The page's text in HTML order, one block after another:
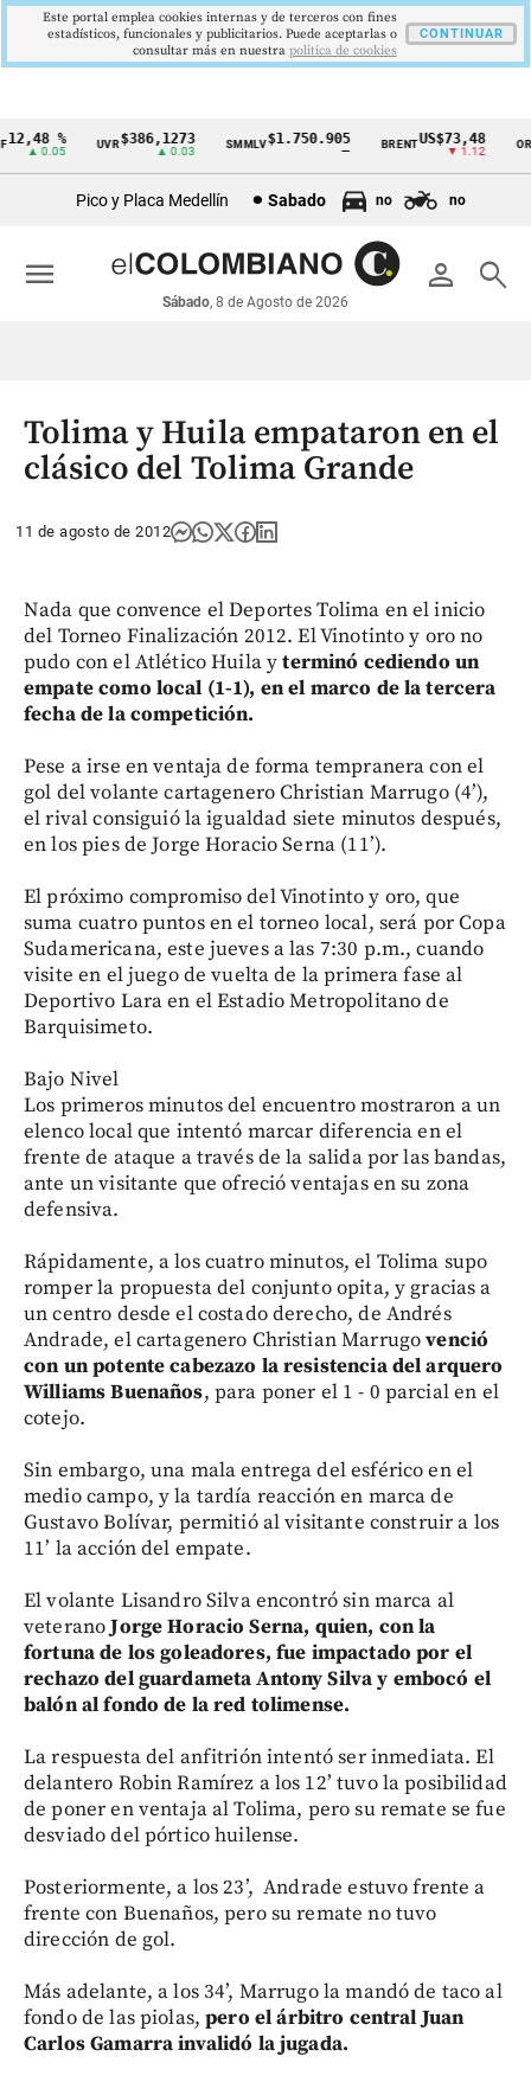
Cintillo
económicos
Colombia
%
▲ 0.05
UVR$386,1273
▲ 0.03
SMMLV$1.750.905 BRENTUS$73,48
▼ 1.12
ORO
Pico y Placa Medellín Sabado no no
person search
Sábado, 8 de Agosto de 2026
menu
Tolima y Huila empataron en el
clásico del Tolima Grande
11 de agosto de 2012
Nada que convence el Deportes Tolima en el inicio
del Torneo Finalización 2012. El Vinotinto y oro no
pudo con el Atlético Huila yterminó cediendo un
empate como local (1-1), en el marco de la tercera
fecha de la competición.
Pese a irse en ventaja de forma tempranera con el
gol del volante cartagenero Christian Marrugo (4’),
el rival consiguió la igualdad siete minutos después,
en los pies de Jorge Horacio Serna (11’).
El próximo compromiso del Vinotinto y oro, que
suma cuatro puntos en el torneo local, será por Copa
Sudamericana, este jueves a las 7:30 p.m., cuando
visite en el juego de vuelta de la primera fase al
Deportivo Lara en el Estadio Metropolitano de
Barquisimeto.
Bajo Nivel
Los primeros minutos del encuentro mostraron a un
elenco local que intentó marcar diferencia en el
frente de ataque a través de la salida por las bandas,
ante un visitante que ofreció ventajas en su zona
defensiva.
Rápidamente, a los cuatro minutos, el Tolima supo
romper la propuesta del conjunto opita, y gracias a
un centro desde el costado derecho, de Andrés
Andrade, el cartagenero Christian Marrugovenció
con un potente cabezazo la resistencia del arquero
Williams Buenaños, para poner el 1 - 0 parcial en el
cotejo.
Sin embargo, una mala entrega del esférico en el
medio campo, y la tardía reacción en marca de
Gustavo Bolívar, permitió al visitante construir a los
11’ la acción del empate.
El volante Lisandro Silva encontró sin marca al
veteranoJorge Horacio Serna, quien, con la
fortuna de los goleadores, fue impactado por el
rechazo del guardameta Antony Silva y embocó el
balón al fondo de la red tolimense.
La respuesta del anfitrión intentó ser inmediata. El
delantero Robin Ramírez a los 12’ tuvo la posibilidad
de poner en ventaja al Tolima, pero su remate se fue
desviado del pórtico huilense.
Posteriormente, a los 23’, Andrade estuvo frente a
frente con Buenaños, pero su remate no tuvo
dirección de gol.
Más adelante, a los 34’, Marrugo la mandó de taco al
fondo de las piolas,pero el árbitro central Juan
Carlos Gamarra invalidó la jugada.
Este portal emplea cookies internas y de terceros con fines
estadísticos, funcionales y publicitarios. Puede aceptarlas o
consultar más en nuestra politica de cookies
CONTINUAR